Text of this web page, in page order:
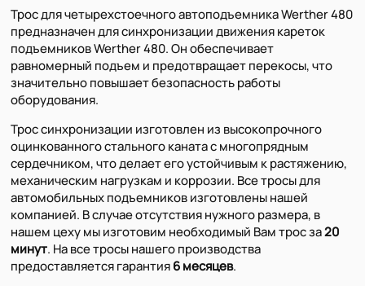
Трос для четырехстоечного автоподъемника Werther 480
предназначен для синхронизации движения кареток
подъемников Werther 480. Он обеспечивает
равномерный подъем и предотвращает перекосы, что
значительно повышает безопасность работы
оборудования.
Трос синхронизации изготовлен из высокопрочного
оцинкованного стального каната с многопрядным
сердечником, что делает его устойчивым к растяжению,
механическим нагрузкам и коррозии. Все тросы для
автомобильных подъемников изготовлены нашей
компанией. В случае отсутствия нужного размера, в
нашем цеху мы изготовим необходимый Вам трос за20
минут. На все тросы нашего производства
предоставляется гарантия6 месяцев.